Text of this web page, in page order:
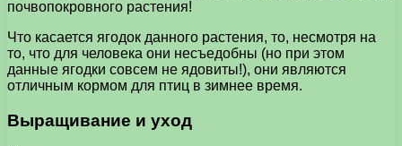
почвопокровного растения!
Что касается ягодок данного растения, то, несмотря на
то, что для человека они несъедобны (но при этом
данные ягодки совсем не ядовиты!), они являются
отличным кормом для птиц в зимнее время.
Выращивание и уход